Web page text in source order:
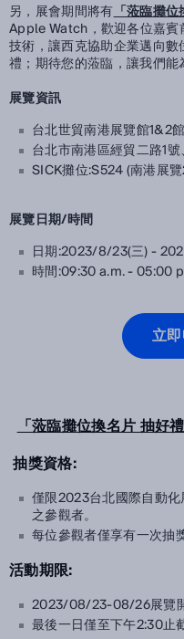
另，展會期間將有「蒞臨攤位
Apple Watch，歡迎各位嘉
技術，讓西克協助企業邁向
禮；期待您的蒞臨，讓我們能
展覽資訊
台北世貿南港展覽館1&2館
台北市南港區經貿二路1
SICK攤位:S524 (南港展
展覽日期/時間
日期:2023/8/23(三) -
時間:09:30 a.m. - 05:00
立
「蒞臨攤位換名片 抽好
抽獎資格:
僅限2023台北國際自動
之參觀者。
每位參觀者僅享有一次抽
活動期限:
2023/08/23-08/26展覽
最後一日僅至下午2:30止